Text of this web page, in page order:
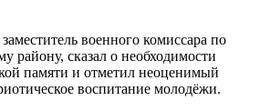
военного комиссара по
району, сказал о необходимости
памяти и отметил неоценимый
воспитание молодёжи.